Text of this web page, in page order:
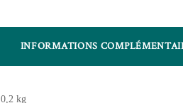
INFORMATIONS
0,2 kg